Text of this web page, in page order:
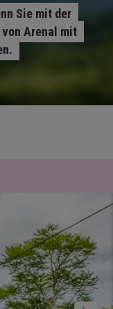
Sie mit der
Arenal mit